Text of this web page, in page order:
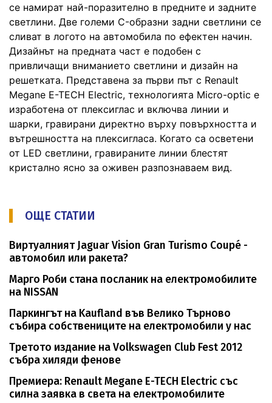
се намират най-поразително в предните и задните
светлини. Две големи C-образни задни светлини се
сливат в логото на автомобила по ефектен начин.
Дизайнът на предната част е подобен с
привличащи вниманието светлини и дизайн на
решетката. Представена за първи път с Renault
Megane E-TECH Electric, технологията Micro-optic е
изработена от плексиглас и включва линии и
шарки, гравирани директно върху повърхността и
вътрешността на плексигласа. Когато са осветени
от LED светлини, гравираните линии блестят
кристално ясно за оживен разпознаваем вид.
ОЩЕ СТАТИИ
Виртуалният Jaguar Vision Gran Turismo Coupé -
автомобил или ракета?
Марго Роби стана посланик на електромобилите
на NISSAN
Паркингът на Kaufland във Велико Търново
събира собствениците на електромобили у нас
Третото издание на Volkswagen Club Fest 2012
събра хиляди фенове
Премиера: Renault Megane E-TECH Electric със
силна заявка в света на електромобилите